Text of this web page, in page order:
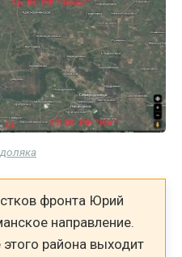
фронта Юрий
направление.
района выходит